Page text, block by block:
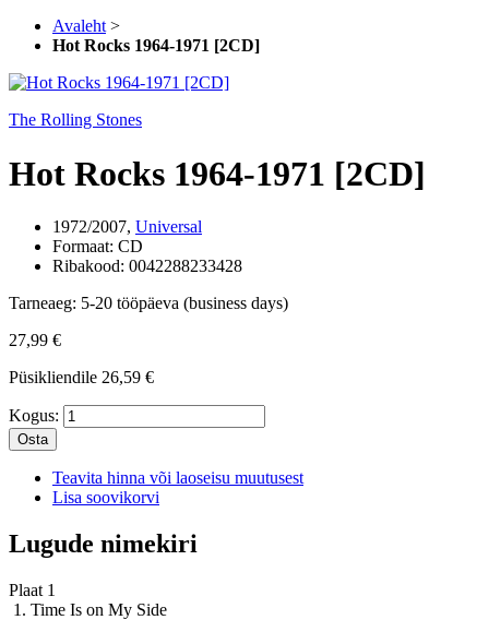
Avaleht >
Hot Rocks 1964-1971 [2CD]
The Rolling Stones
Hot Rocks 1964-1971 [2CD]
1972/2007, Universal
Formaat: CD
Ribakood: 0042288233428
Tarneaeg: 5-20 tööpäeva (business days)
27,99 €
Püsikliendile 26,59 €
Kogus:
Osta
Teavita hinna või laoseisu muutusest
Lisa soovikorvi
Lugude nimekiri
Plaat 1
1. Time Is on My Side